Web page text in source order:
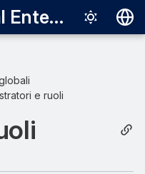
Sophos Central Enterprise
e ruoli